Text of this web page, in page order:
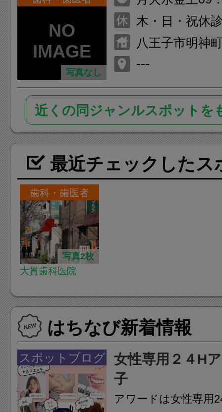
写真なし
月火水金土14
木・日・祝休
八王子市明神
---
近くの同ジャンルスポットを
最近チェックしたス
歯科・歯医者
写真2枚
大貫歯科医院
はちなび新着情報
スポットブログ
女性専用２４H
子
アワードは女性専用